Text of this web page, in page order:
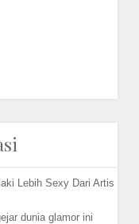
Lebih Sexy Dari Artis
dunia glamor ini